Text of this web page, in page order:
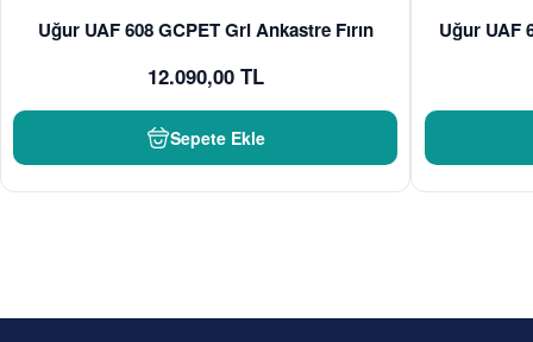
Uğur UAF 608 GCPET Gri Ankastre Fırın
12.090,00 TL
Sepete Ekle
Uğur UAF